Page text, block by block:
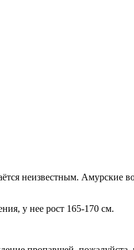
неизвестным. Амурские
у нее рост 165-170 см.